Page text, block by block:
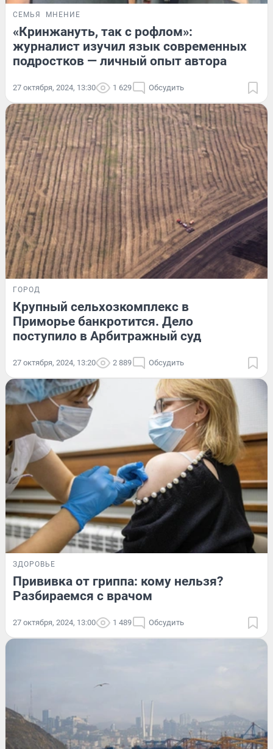
СЕМЬЯ МНЕНИЕ
«Кринжануть, так с рофлом»:
журналист изучил язык современных
подростков — личный опыт автора
27 октября, 2024, 13:30 1 629 Обсудить
ГОРОД
Крупный сельхозкомплекс в
Приморье банкротится. Дело
поступило в Арбитражный суд
27 октября, 2024, 13:20 2 889 Обсудить
ЗДОРОВЬЕ
Прививка от гриппа: кому нельзя?
Разбираемся с врачом
27 октября, 2024, 13:00 1 489 Обсудить